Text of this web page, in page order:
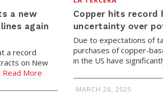
a new
again
a record
on New
Read More
Copper hits record
uncertainty over
Due to expectations of
purchases of copper-
in the US have
MARCH 26, 2025